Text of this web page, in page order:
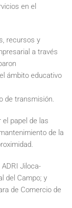
en el
recursos y
a través
ámbito educativo
de transmisión.
papel de las
de la
Jiloca-
del Campo; y
de Comercio de